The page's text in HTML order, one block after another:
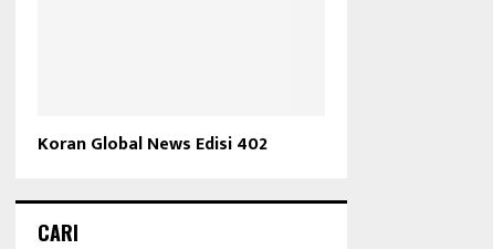
Koran Global News Edisi 402
CARI